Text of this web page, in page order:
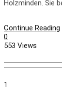
Holzminden. Sie
Continue Reading
0
553 Views
1